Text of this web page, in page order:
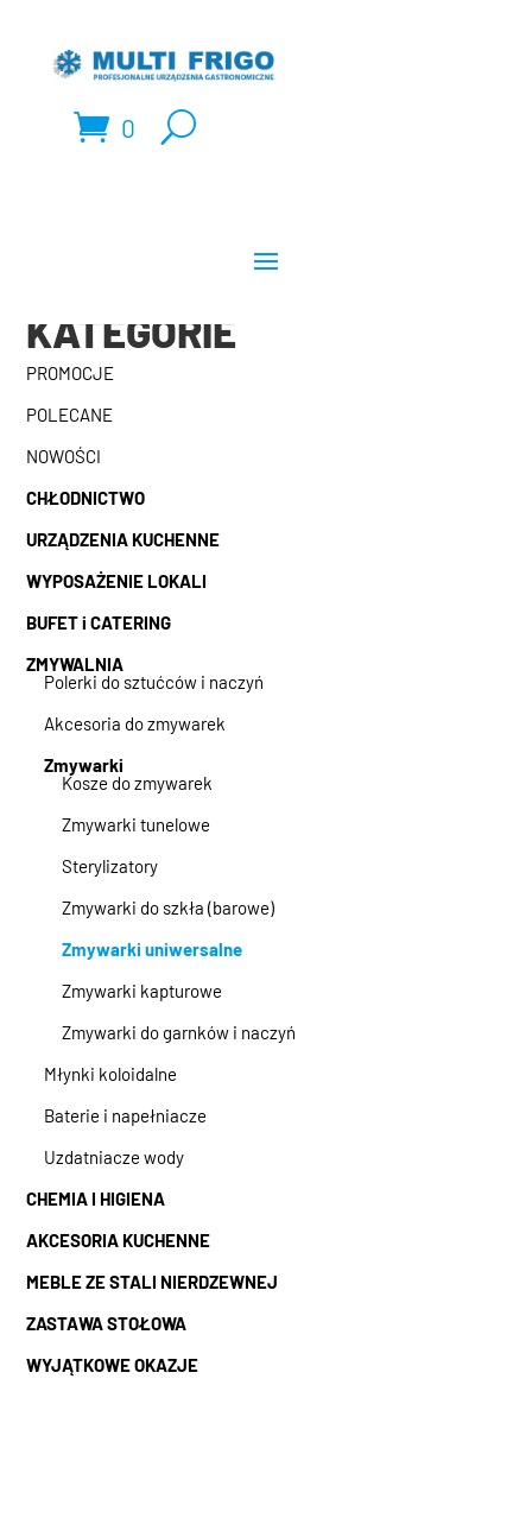
0
KATEGORIE
PROMOCJE
POLECANE
NOWOŚCI
CHŁODNICTWO
URZĄDZENIA KUCHENNE
WYPOSAŻENIE LOKALI
BUFET i CATERING
ZMYWALNIA
Polerki do sztućców i naczyń
Akcesoria do zmywarek
Zmywarki
Kosze do zmywarek
Zmywarki tunelowe
Sterylizatory
Zmywarki do szkła (barowe)
Zmywarki uniwersalne
Zmywarki kapturowe
Zmywarki do garnków i naczyń
Młynki koloidalne
Baterie i napełniacze
Uzdatniacze wody
CHEMIA I HIGIENA
AKCESORIA KUCHENNE
MEBLE ZE STALI NIERDZEWNEJ
ZASTAWA STOŁOWA
WYJĄTKOWE OKAZJE